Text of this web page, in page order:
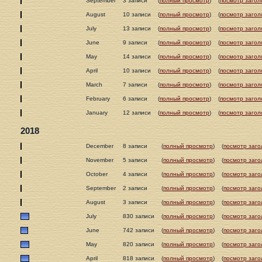
August 10 записи (полный просмотр) (посмотр
July 13 записи (полный просмотр) (посмотр
June 9 записи (полный просмотр) (посмотр
May 14 записи (полный просмотр) (посмотр
April 10 записи (полный просмотр) (посмотр
March 7 записи (полный просмотр) (посмотр
February 6 записи (полный просмотр) (посмотр
January 12 записи (полный просмотр) (посмотр
2018
December 8 записи (полный просмотр) (посмотр
November 5 записи (полный просмотр) (посмотр
October 4 записи (полный просмотр) (посмотр
September 2 записи (полный просмотр) (посмотр
August 3 записи (полный просмотр) (посмотр
July 830 записи (полный просмотр) (посмотр
June 742 записи (полный просмотр) (посмотр
May 820 записи (полный просмотр) (посмотр
April 818 записи (полный просмотр) (посмотр